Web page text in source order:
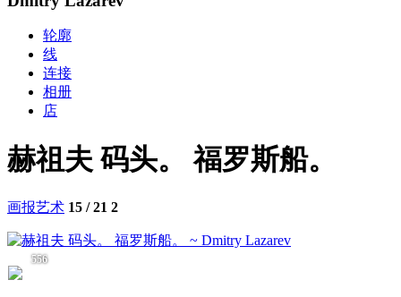
轮廓
线
连接
相册
店
赫祖夫 码头。 福罗斯船。
画报艺术 15 / 21 2
556